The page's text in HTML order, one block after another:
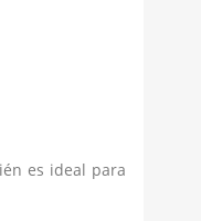
es ideal para